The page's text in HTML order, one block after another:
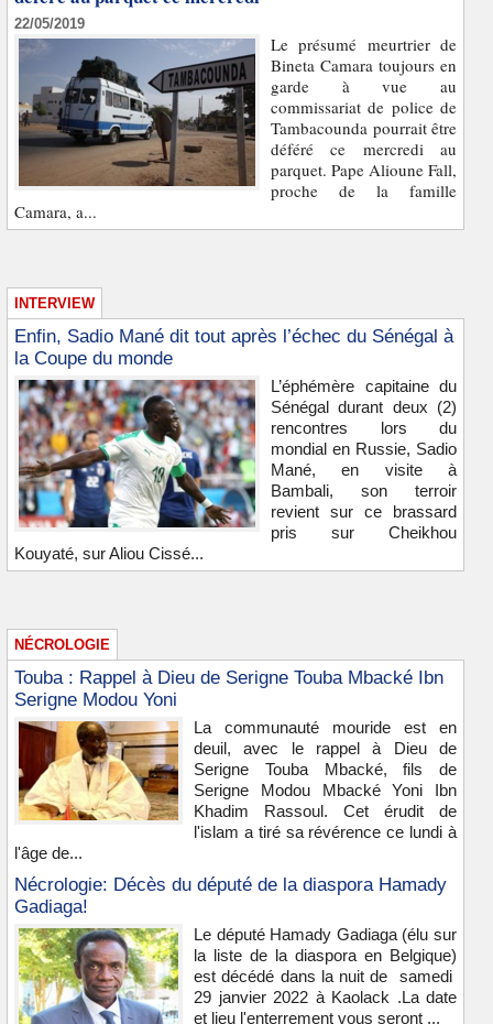
22/05/2019
Le présumé meurtrier de
Bineta Camara toujours en
garde à vue au
commissariat de police de
Tambacounda pourrait être
déféré ce mercredi au
parquet. Pape Alioune Fall,
proche de la famille
Camara, a...
INTERVIEW
Enfin, Sadio Mané dit tout après l’échec du Sénégal à
la Coupe du monde
L’éphémère capitaine du
Sénégal durant deux (2)
rencontres lors du
mondial en Russie, Sadio
Mané, en visite à
Bambali, son terroir
revient sur ce brassard
pris sur Cheikhou
Kouyaté, sur Aliou Cissé...
NÉCROLOGIE
Touba : Rappel à Dieu de Serigne Touba Mbacké Ibn
Serigne Modou Yoni
La communauté mouride est en
deuil, avec le rappel à Dieu de
Serigne Touba Mbacké, fils de
Serigne Modou Mbacké Yoni Ibn
Khadim Rassoul. Cet érudit de
l'islam a tiré sa révérence ce lundi à
l'âge de...
Nécrologie: Décès du député de la diaspora Hamady
Gadiaga!
Le député Hamady Gadiaga (élu sur
la liste de la diaspora en Belgique)
est décédé dans la nuit de samedi
29 janvier 2022 à Kaolack .La date
et lieu l'enterrement vous seront ...